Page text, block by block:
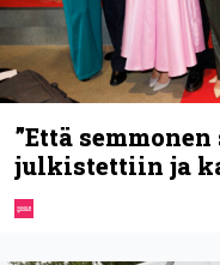
”Että
julkistettiin ja